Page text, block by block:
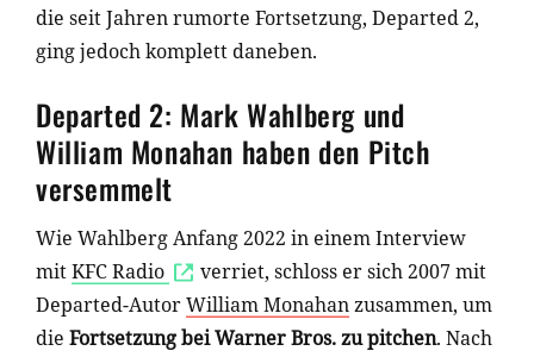
die seit Jahren rumorte Fortsetzung, Departed 2,
ging jedoch komplett daneben.
Departed 2: Mark Wahlberg und
William Monahan haben den Pitch
versemmelt
Wie Wahlberg Anfang 2022 in einem Interview
mitKFC Radio
verriet, schloss er sich 2007 mit
Departed-AutorWilliam Monahanzusammen, um
die Fortsetzung bei Warner Bros. zu pitchen. Nach